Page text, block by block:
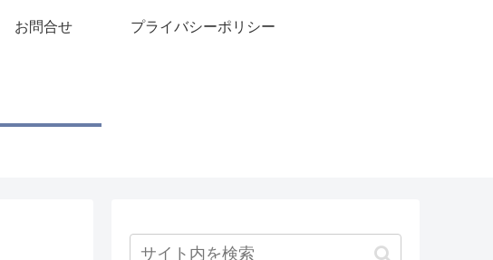
お問合せ プライバシーポリシー